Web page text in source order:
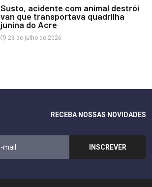
Susto, acidente com animal destrói
van que transportava quadrilha
junina do Acre
23 de julho de 2026
RECEBA NOSSAS NOVIDADES